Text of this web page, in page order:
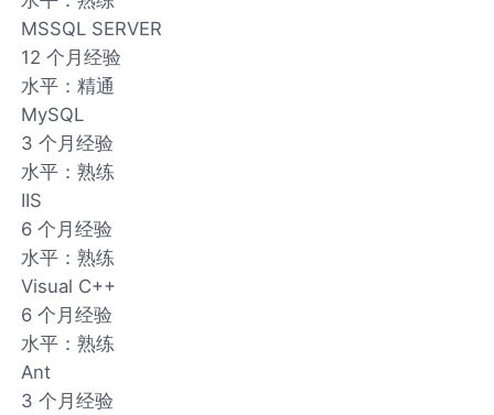
MSSQL SERVER
12 个月经验
水平：精通
MySQL
3 个月经验
水平：熟练
IIS
6 个月经验
水平：熟练
Visual C++
6 个月经验
水平：熟练
Ant
3 个月经验